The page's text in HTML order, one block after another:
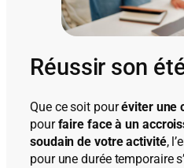
Réussir son
Que ce soit pouréviter une
pourfaire face à un
soudain de votre activité,
pour une durée temporaire